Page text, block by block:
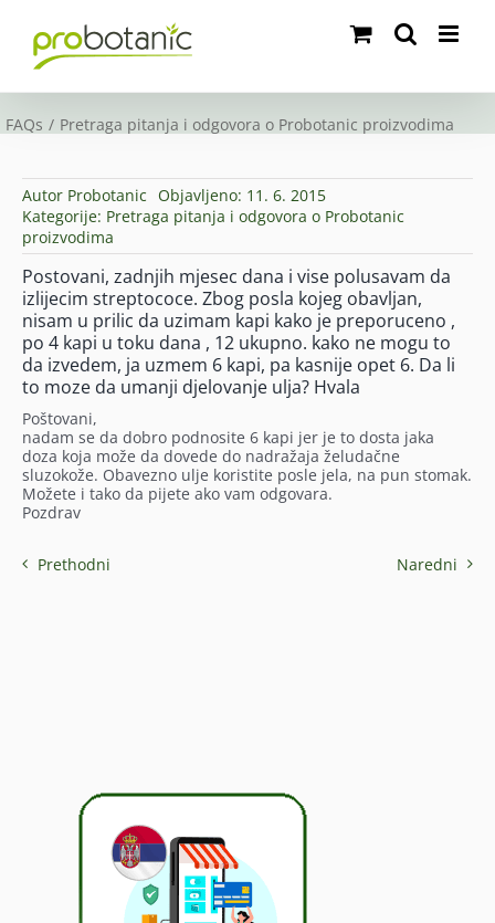
content
FAQs Pretraga pitanja i odgovora o Probotanic proizvodima
Autor Probotanic Objavljeno: 11. 6. 2015
Kategorije: Pretraga pitanja i odgovora o Probotanic
proizvodima
Postovani, zadnjih mjesec dana i vise polusavam da
izlijecim streptococe. Zbog posla kojeg obavljan,
nisam u prilic da uzimam kapi kako je preporuceno ,
po 4 kapi u toku dana , 12 ukupno. kako ne mogu to
da izvedem, ja uzmem 6 kapi, pa kasnije opet 6. Da li
to moze da umanji djelovanje ulja? Hvala
Poštovani,
nadam se da dobro podnosite 6 kapi jer je to dosta jaka
doza koja može da dovede do nadražaja želudačne
sluzokože. Obavezno ulje koristite posle jela, na pun stomak.
Možete i tako da pijete ako vam odgovara.
Pozdrav
Prethodni Naredni